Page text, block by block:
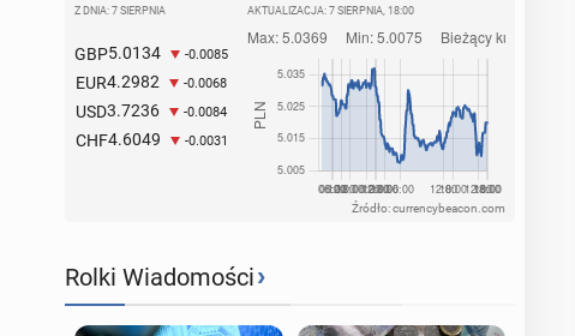
Z DNIA: 7 SIERPNIA
GBP5.0134 -0.0085
EUR4.2982 -0.0068
USD3.7236 -0.0084
CHF4.6049 -0.0031
AKTUALIZACJA: 7 SIERPNIA, 18:00
Źródło: currencybeacon.com
Rolki Wiadomości›